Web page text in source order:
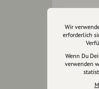
uns für
für alle,
wollen.
Wir
erforderlich
Wenn Du
verwenden